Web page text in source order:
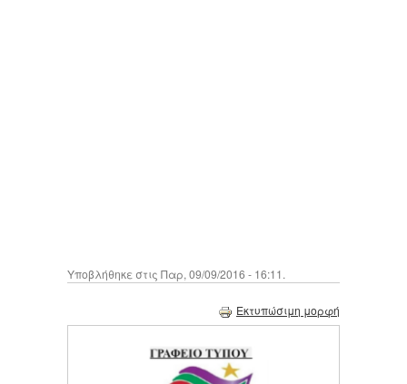
Υποβλήθηκε στις Παρ, 09/09/2016 - 16:11.
Εκτυπώσιμη μορφή